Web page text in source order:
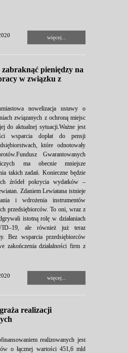
więcej...
pieniędzy na
w związku z
nowelizacja ustawy o
związanych z ochroną miejsc
do aktualnej sytuacji.Ważne jest
wsparcia dopłat do pensji
które odnotowały
Gwarantowanych
ma obecnie mniejsze
takich zadań. Konieczne będzie
źródeł pokrycia wydatków –
Zdaniem Lewiatana istnieje
i wdrożenia instrumentów
przedsiębiorców. To oni, wraz z
istotną rolę w działaniach
ale również już teraz
Bez wsparcia przedsiębiorców
zakończenia działalności firm z
więcej...
realizacji
realizowanych jest
o łącznej wartości 451,6 mld